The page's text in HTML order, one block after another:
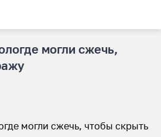
могли сжечь,